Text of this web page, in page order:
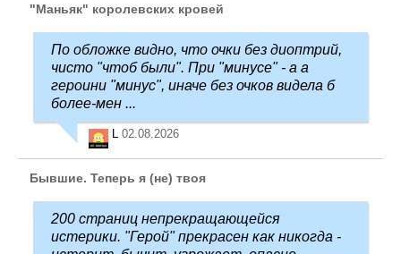
"Маньяк" королевских кровей
По обложке видно, что очки без диоптрий,
чисто "чтоб были". При "минусе" - а а
героини "минус", иначе без очков видела б
более-мен ...
02.08.2026
Бывшие. Теперь я (не) твоя
200 страниц непрекращающейся
истерики. "Герой" прекрасен как никогда -